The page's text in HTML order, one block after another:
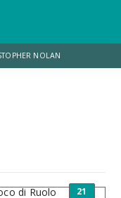
NOLAN
21